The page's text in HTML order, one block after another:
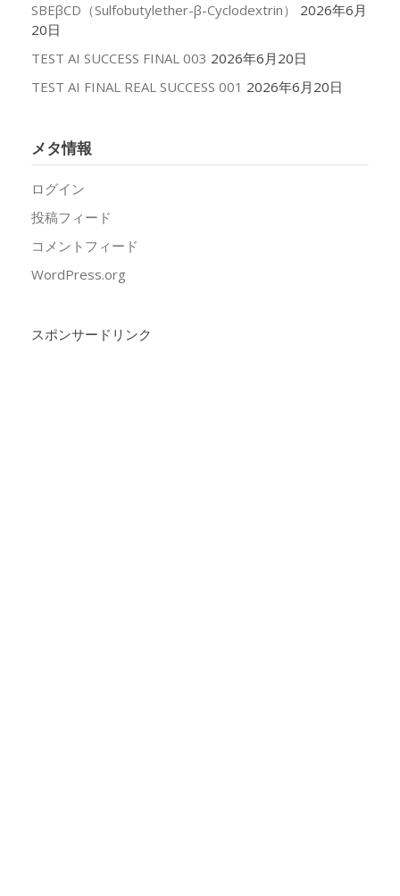
SBEβCD（Sulfobutylether-β-Cyclodextrin）
2026年6月
20日
TEST AI SUCCESS FINAL 003 2026年6月20日
TEST AI FINAL REAL SUCCESS 001 2026年6月20日
メタ情報
ログイン
投稿フィード
コメントフィード
WordPress.org
スポンサードリンク